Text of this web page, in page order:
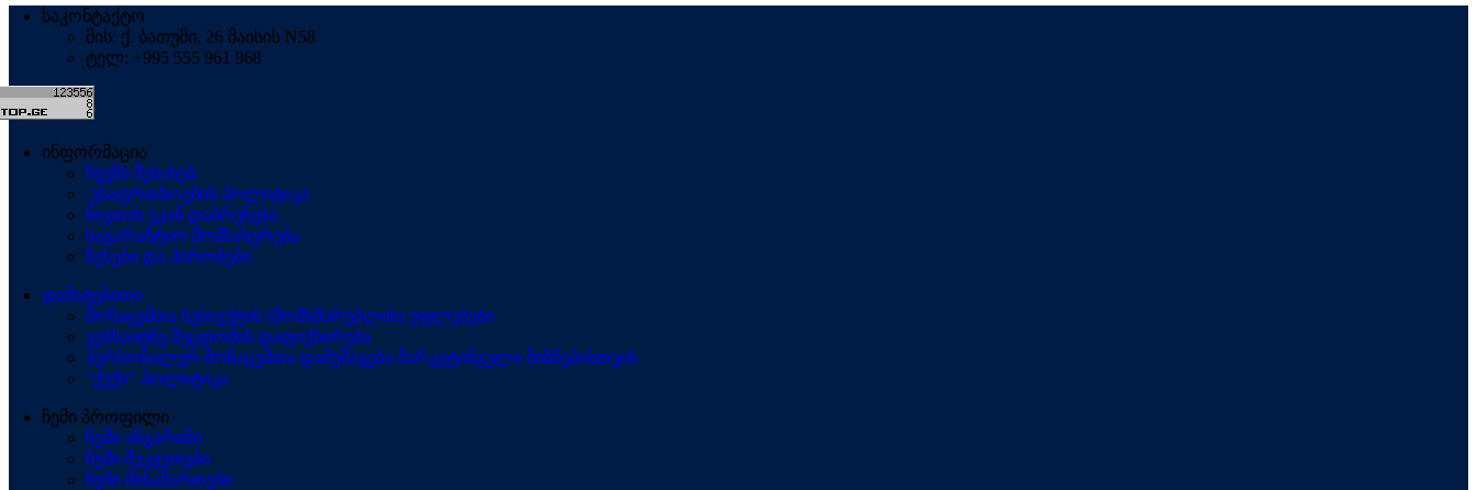
საკონტაქტო
მის: ქ. ბათუმი, 26 მაისის N58
ტელ: +995 555 961 968
ინფორმაცია
ჩვენს შესახებ
.უსაფრთხოების პოლიტიკა
ნივთის უკან დაბრუნება
საგარანტიო მომსახურება
წესები და პირობები
დამატებითი
მონაცემთა სუბიექტის (მომხმარებლის) უფლებები
ვებსაიტზე შეცდომის დაფიქსირება
პერსონალურ მონაცემთა დამუშავება მარკეტინგული მიზნებისთვის
"ქუქი" პოლიტიკა
ჩემი პროფილი
ჩემი ანგარიში
ჩემი შეკვეთები
ჩემი მისამართები